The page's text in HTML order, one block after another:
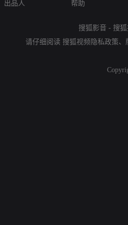
出品人
帮助
搜狐影音 - 搜
请仔细阅读 搜狐视频隐私政策、